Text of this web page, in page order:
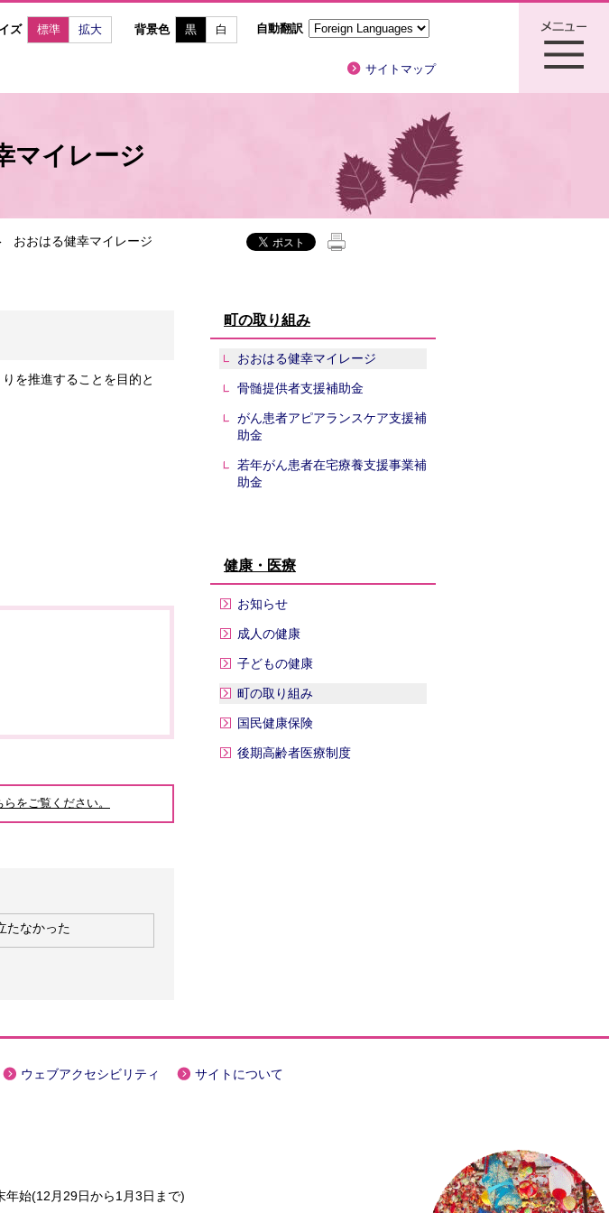
ズ 標準 拡大 背景色 黒 白 自動翻訳
サイトマップ
マイレージ
おおはる健幸マイレージ
を推進することを目的と
をご覧ください。
たなかった
町の取り組み
おおはる健幸マイレージ
骨髄提供者支援補助金
がん患者アピアランスケア支援補
助金
若年がん患者在宅療養支援事業補
助金
健康・医療
お知らせ
成人の健康
子どもの健康
町の取り組み
国民健康保険
後期高齢者医療制度
ウェブアクセシビリティ サイトについて
年始(12月29日から1月3日まで)